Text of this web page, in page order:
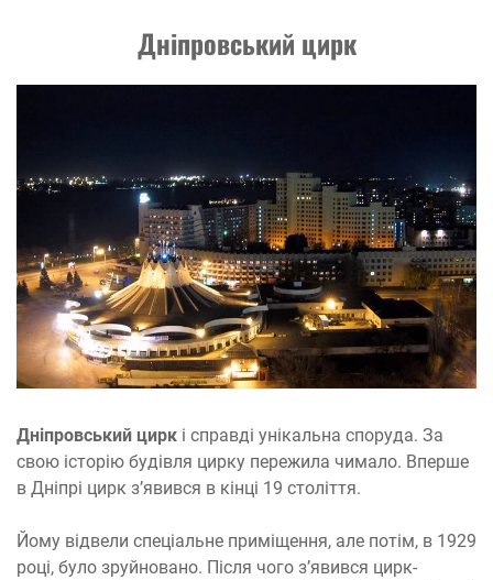
Дніпровський цирк
Дніпровський цирк і справді унікальна споруда. За
свою історію будівля цирку пережила чимало. Вперше
в Дніпрі цирк з’явився в кінці 19 століття.
Йому відвели спеціальне приміщення, але потім, в 1929
році, було зруйновано. Після чого з’явився цирк-